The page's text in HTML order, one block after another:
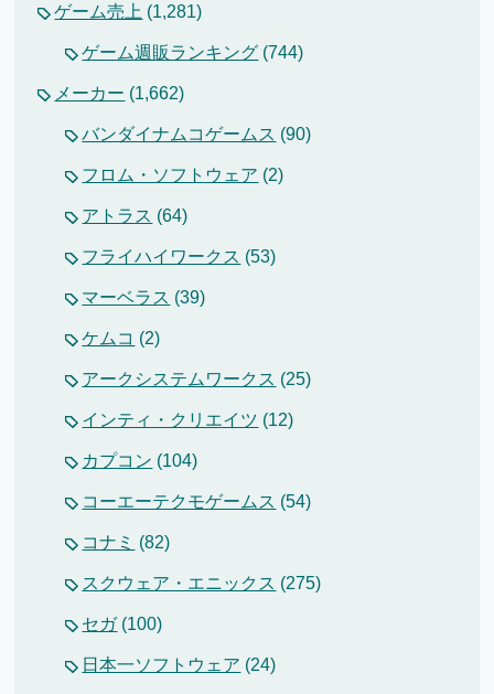
ゲーム売上 (1,281)
ゲーム週販ランキング (744)
メーカー (1,662)
バンダイナムコゲームス (90)
フロム・ソフトウェア (2)
アトラス (64)
フライハイワークス (53)
マーベラス (39)
ケムコ (2)
アークシステムワークス (25)
インティ・クリエイツ (12)
カプコン (104)
コーエーテクモゲームス (54)
コナミ (82)
スクウェア・エニックス (275)
セガ(100)
日本一ソフトウェア (24)